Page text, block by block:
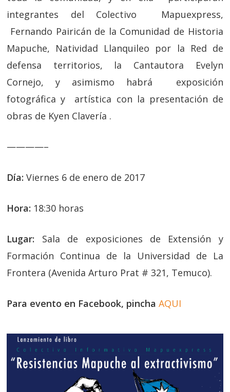
integrantes del Colectivo Mapuexpress,
Fernando Pairicán de la Comunidad de Historia
Mapuche, Natividad Llanquileo por la Red de
defensa territorios, la Cantautora Evelyn
Cornejo, y asimismo habrá exposición
fotográfica y artística con la presentación de
obras de Kyen Clavería .
————–
Día: Viernes 6 de enero de 2017
Hora: 18:30 horas
Lugar: Sala de exposiciones de Extensión y
Formación Continua de la Universidad de La
Frontera (Avenida Arturo Prat # 321, Temuco).
Para evento en Facebook, pincha AQUI